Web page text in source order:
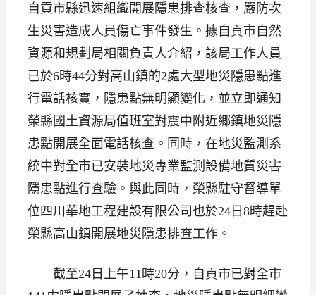
自貢市縣迅速組織開展隱患排查核查，嚴防次
生災害造成人員傷亡事件發生。據自貢市自然
資源和規劃局相關負責人介紹，該局工作人員
已於6時44分對高山鎮的2處大型地災隱患點進
行電話核實，隱患點無明顯變化，並立即通知
榮縣國土資源局值班室對震中附近鄉鎮地災隱
患點開展全面電話核查。同時，在地災監測系
統中對全市已安裝地災專業監測設備地質災害
隱患點進行查驗。與此同時，榮縣駐守督導單
位四川華地工程建設有限公司也於24日8時趕赴
榮縣高山鎮開展地災隱患排查工作。
截至24日上午11時20分，自貢市已對全市